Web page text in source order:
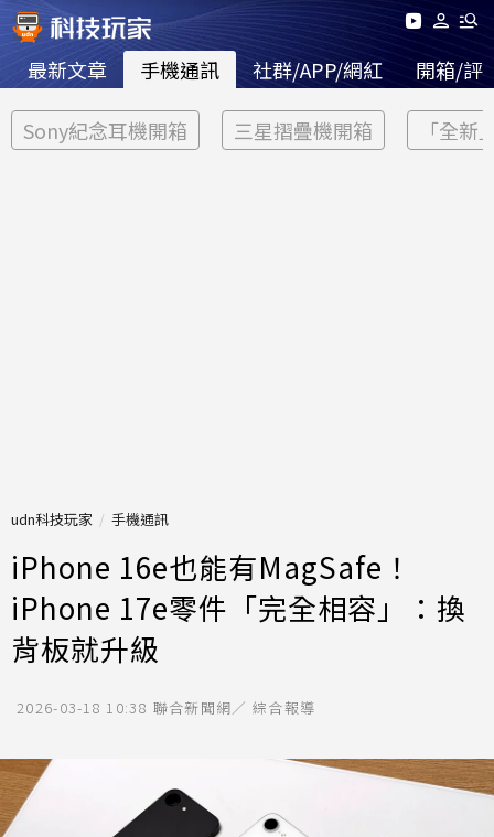
最新文章 手機通訊 社群/APP/網紅 開箱/評
Sony紀念耳機開箱 三星摺疊機開箱 「全新
udn科技玩家 手機通訊
iPhone 16e也能有MagSafe！
iPhone 17e零件「完全相容」：換
背板就升級
2026-03-18 10:38 聯合新聞網／ 綜合報導